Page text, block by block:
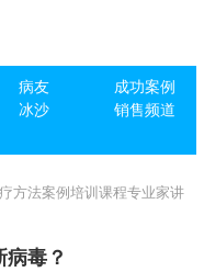
病友
成功案例
冰沙
销售频道
方法案例培训课程专业家讲
毒？